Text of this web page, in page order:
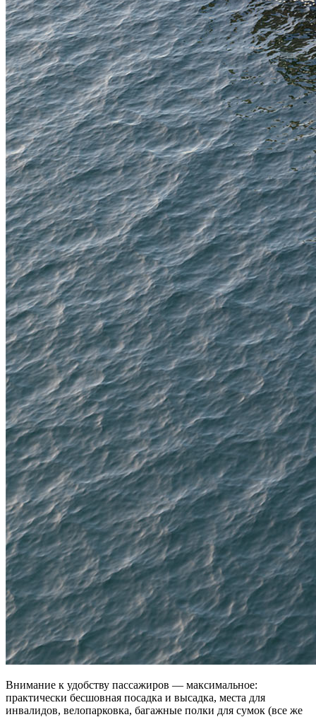
Внимание к удобству пассажиров — максимальное:
практически бесшовная посадка и высадка, места для
инвалидов, велопарковка, багажные полки для сумок (все же